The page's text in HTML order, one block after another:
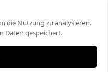
die Nutzung zu analysieren.
Daten gespeichert.